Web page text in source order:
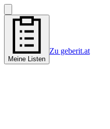
Meine Listen
Zu geberit.at